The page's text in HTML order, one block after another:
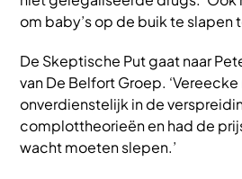
om baby’s op de buik te slapen
De Skeptische Put gaat naar
van De Belfort Groep.
onverdienstelijk in de
complottheorieën en had de
wacht moeten slepen.’